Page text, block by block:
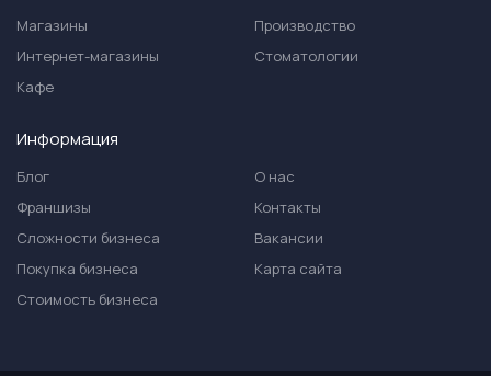
Магазины
Интернет-магазины
Кафе
Производство
Стоматологии
Информация
Блог
Франшизы
Сложности бизнеса
Покупка бизнеса
Стоимость бизнеса
О нас
Контакты
Вакансии
Карта сайта